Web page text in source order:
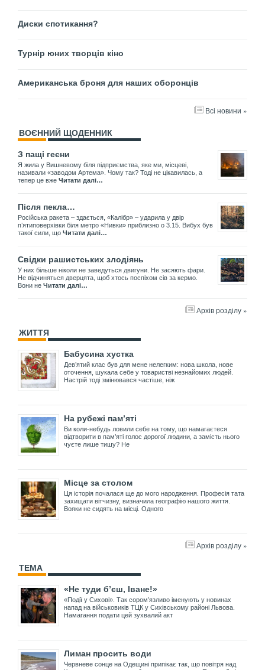
Диски спотикання?
Турнір юних творців кіно
Американська броня для наших оборонців
Всі новини »
ВОЄННИЙ ЩОДЕННИК
З пащі геєни
Я жила у Вишневому біля підприємства, яке ми, місцеві,
називали «заводом Артема». Чому так? Тоді не цікавилась, а
тепер це вже Читати далі…
Після пекла…
Російська ракета – здається, «Калібр» – ударила у двір
пʼятиповерхівки біля метро «Нивки» приблизно о 3.15. Вибух був
такої сили, що Читати далі…
Свідки рашистських злодіянь
У них більше ніколи не заведуться двигуни. Не засяють фари.
Не відчиняться дверцята, щоб хтось поспіхом сів за кермо.
Вони не Читати далі…
Архів розділу »
ЖИТТЯ
Бабусина хустка
Дев’ятий клас був для мене нелегким: нова школа, нове
оточення, шукала себе у товаристві незнайомих людей.
Настрій тоді змінювався частіше, ніж
На рубежі пам’яті
Ви коли-небудь ловили себе на тому, що намагаєтеся
відтворити в пам’яті голос дорогої людини, а замість нього
чуєте лише тишу? Не
Місце за столом
Ця історія почалася ще до мого народження. Професія тата
захищати вітчизну, визначила географію нашого життя.
Вояки не сидять на місці. Одного
Архів розділу »
ТЕМА
«Не туди б’єш, Іване!»
«Події у Сихові». Так сором’язливо іменують у новинах
напад на військовиків ТЦК у Сихівському районі Львова.
Намагання подати цей зухвалий акт
Лиман просить води
Червневе сонце на Одещині припікає так, що повітря над